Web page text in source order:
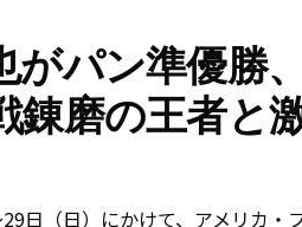
がパン準優勝
錬磨の王者と
日（日）にかけて、アメリカ